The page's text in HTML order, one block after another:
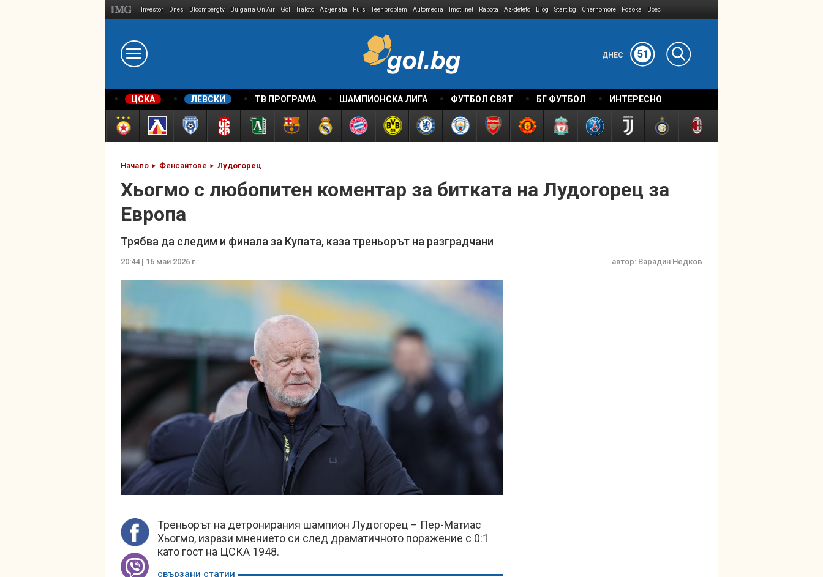
Investor Dnes Bloombergtv Bulgaria On Air Gol Tialoto Az-jenata Puls Teenproblem Automedia Imoti.net Rabota Az-deteto Blog Start.bg Chernomore Posoka Boec
ДНЕС 51
ЦСКА ЛЕВСКИ ТВ ПРОГРАМА ШАМПИОНСКА ЛИГА ФУТБОЛ СВЯТ БГ ФУТБОЛ ИНТЕРЕСНО
Начало Фенсайтове Лудогорец
Хьогмо с любопитен коментар за битката на Лудогорец за
Европа
Трябва да следим и финала за Купата, каза треньорът на разградчани
20:44 | 16 май 2026 г. автор: Варадин Недков
Треньорът на детронирания шампион Лудогорец – Пер-Матиас
Хьогмо, изрази мнението си след драматичното поражение с 0:1
като гост на ЦСКА 1948.
свързани статии